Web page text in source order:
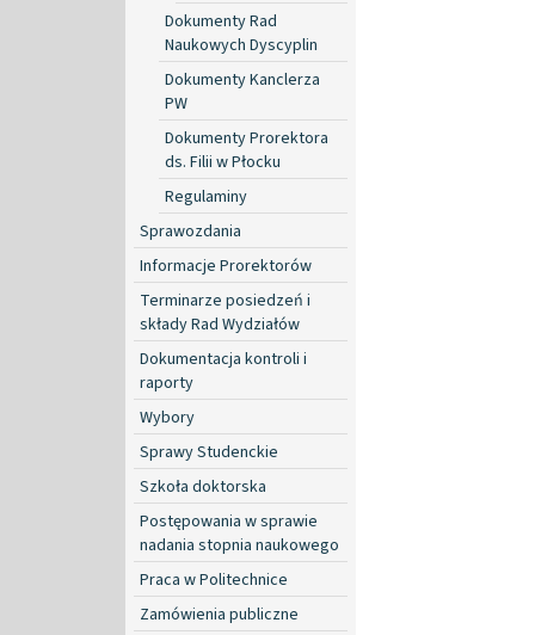
Dokumenty Rad
Naukowych Dyscyplin
Dokumenty Kanclerza
PW
Dokumenty Prorektora
ds. Filii w Płocku
Regulaminy
Sprawozdania
Informacje Prorektorów
Terminarze posiedzeń i
składy Rad Wydziałów
Dokumentacja kontroli i
raporty
Wybory
Sprawy Studenckie
Szkoła doktorska
Postępowania w sprawie
nadania stopnia naukowego
Praca w Politechnice
Zamówienia publiczne